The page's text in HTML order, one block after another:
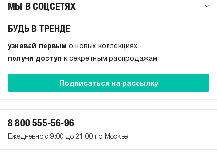
МЫ В СОЦСЕТЯХ
БУДЬ В ТРЕНДЕ
узнавай первым о новых коллекциях
получи доступ к секретным распродажам
Подписаться на рассылку
8 800 555-56-96
Ежедневно с 9:00 до 21:00 по Москве